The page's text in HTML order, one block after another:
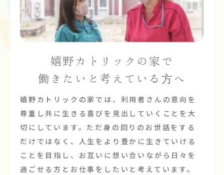
嬉野カトリックの家で
働きたいと考えている方へ
嬉野カトリックの家では、利用者さんの意向を
尊重し共に生きる喜びを見出していくことを大
切にしています。ただ身の回りのお世話をする
だけではなく、人生をより豊かに生きていける
ことを目指し、お互いに想い合いながら日々を
過ごせる方とお仕事をしたいと考えています。